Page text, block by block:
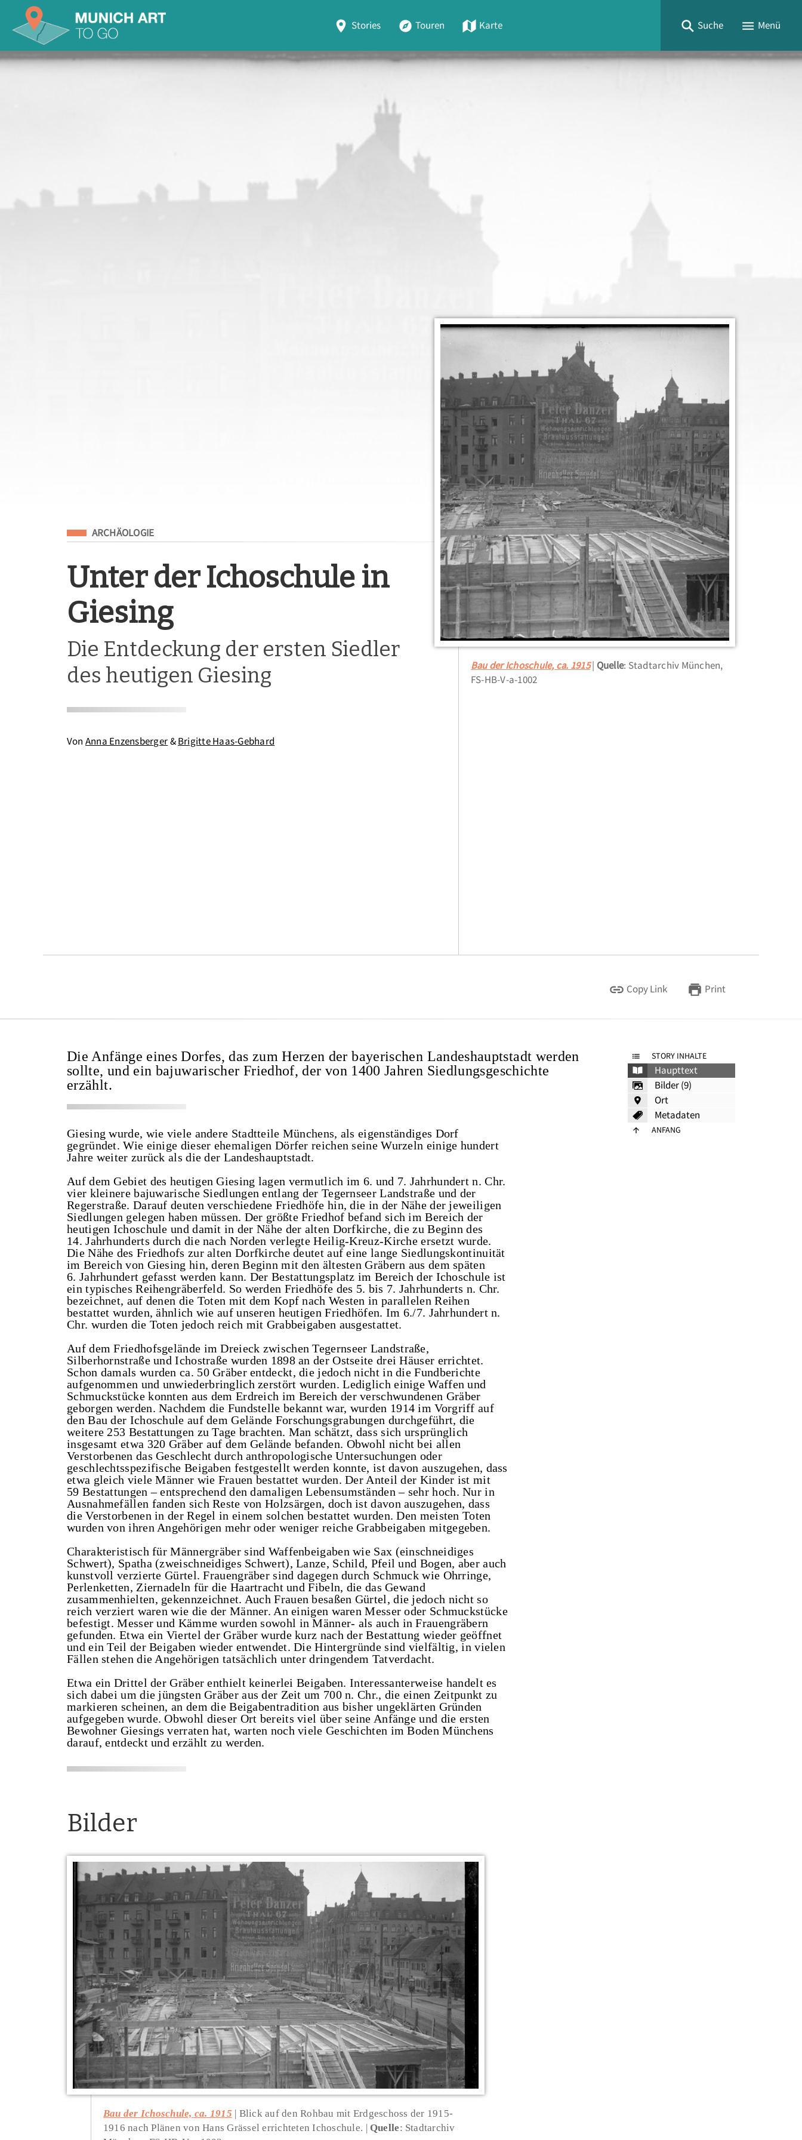
Stories Touren Karte Suche Menü
Eingeordnet unter
ARCHÄOLOGIE
Unter der Ichoschule in
Giesing
Die Entdeckung der ersten Siedler
des heutigen Giesing
Von Anna Enzensberger& Brigitte Haas-Gebhard
Bau der Ichoschule, ca. 1915 Quelle: Stadtarchiv München,
FS-HB-V-a-1002
Copy Link Print
STORY INHALTE
Haupttext
Bilder (9)
Ort
Metadaten
ANFANG
Die Anfänge eines Dorfes, das zum Herzen der bayerischen Landeshauptstadt werden
sollte, und ein bajuwarischer Friedhof, der von 1400 Jahren Siedlungsgeschichte
erzählt.
Giesing wurde, wie viele andere Stadtteile Münchens, als eigenständiges Dorf
gegründet. Wie einige dieser ehemaligen Dörfer reichen seine Wurzeln einige hundert
Jahre weiter zurück als die der Landeshauptstadt.
Auf dem Gebiet des heutigen Giesing lagen vermutlich im 6. und 7. Jahrhundert n. Chr.
vier kleinere bajuwarische Siedlungen entlang der Tegernseer Landstraße und der
Regerstraße. Darauf deuten verschiedene Friedhöfe hin, die in der Nähe der jeweiligen
Siedlungen gelegen haben müssen. Der größte Friedhof befand sich im Bereich der
heutigen Ichoschule und damit in der Nähe der alten Dorfkirche, die zu Beginn des
14. Jahrhunderts durch die nach Norden verlegte Heilig-Kreuz-Kirche ersetzt wurde.
Die Nähe des Friedhofs zur alten Dorfkirche deutet auf eine lange Siedlungskontinuität
im Bereich von Giesing hin, deren Beginn mit den ältesten Gräbern aus dem späten
6. Jahrhundert gefasst werden kann. Der Bestattungsplatz im Bereich der Ichoschule ist
ein typisches Reihengräberfeld. So werden Friedhöfe des 5. bis 7. Jahrhunderts n. Chr.
bezeichnet, auf denen die Toten mit dem Kopf nach Westen in parallelen Reihen
bestattet wurden, ähnlich wie auf unseren heutigen Friedhöfen. Im 6./7. Jahrhundert n.
Chr. wurden die Toten jedoch reich mit Grabbeigaben ausgestattet.
Auf dem Friedhofsgelände im Dreieck zwischen Tegernseer Landstraße,
Silberhornstraße und Ichostraße wurden 1898 an der Ostseite drei Häuser errichtet.
Schon damals wurden ca. 50 Gräber entdeckt, die jedoch nicht in die Fundberichte
aufgenommen und unwiederbringlich zerstört wurden. Lediglich einige Waffen und
Schmuckstücke konnten aus dem Erdreich im Bereich der verschwundenen Gräber
geborgen werden. Nachdem die Fundstelle bekannt war, wurden 1914 im Vorgriff auf
den Bau der Ichoschule auf dem Gelände Forschungsgrabungen durchgeführt, die
weitere 253 Bestattungen zu Tage brachten. Man schätzt, dass sich ursprünglich
insgesamt etwa 320 Gräber auf dem Gelände befanden. Obwohl nicht bei allen
Verstorbenen das Geschlecht durch anthropologische Untersuchungen oder
geschlechtsspezifische Beigaben festgestellt werden konnte, ist davon auszugehen, dass
etwa gleich viele Männer wie Frauen bestattet wurden. Der Anteil der Kinder ist mit
59 Bestattungen – entsprechend den damaligen Lebensumständen – sehr hoch. Nur in
Ausnahmefällen fanden sich Reste von Holzsärgen, doch ist davon auszugehen, dass
die Verstorbenen in der Regel in einem solchen bestattet wurden. Den meisten Toten
wurden von ihren Angehörigen mehr oder weniger reiche Grabbeigaben mitgegeben.
Charakteristisch für Männergräber sind Waffenbeigaben wie Sax (einschneidiges
Schwert), Spatha (zweischneidiges Schwert), Lanze, Schild, Pfeil und Bogen, aber auch
kunstvoll verzierte Gürtel. Frauengräber sind dagegen durch Schmuck wie Ohrringe,
Perlenketten, Ziernadeln für die Haartracht und Fibeln, die das Gewand
zusammenhielten, gekennzeichnet. Auch Frauen besaßen Gürtel, die jedoch nicht so
reich verziert waren wie die der Männer. An einigen waren Messer oder Schmuckstücke
befestigt. Messer und Kämme wurden sowohl in Männer- als auch in Frauengräbern
gefunden. Etwa ein Viertel der Gräber wurde kurz nach der Bestattung wieder geöffnet
und ein Teil der Beigaben wieder entwendet. Die Hintergründe sind vielfältig, in vielen
Fällen stehen die Angehörigen tatsächlich unter dringendem Tatverdacht.
Etwa ein Drittel der Gräber enthielt keinerlei Beigaben. Interessanterweise handelt es
sich dabei um die jüngsten Gräber aus der Zeit um 700 n. Chr., die einen Zeitpunkt zu
markieren scheinen, an dem die Beigabentradition aus bisher ungeklärten Gründen
aufgegeben wurde. Obwohl dieser Ort bereits viel über seine Anfänge und die ersten
Bewohner Giesings verraten hat, warten noch viele Geschichten im Boden Münchens
darauf, entdeckt und erzählt zu werden.
Bilder
Bau der Ichoschule, ca. 1915
Blick auf den Rohbau mit Erdgeschoss der 1915-
1916 nach Plänen von Hans Grässel errichteten Ichoschule.
Quelle: Stadtarchiv